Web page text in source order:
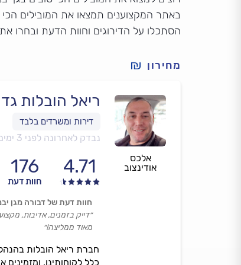
באתר המקצוענים תמצאו את המובילים הכי
הסתכלו על הדירוגים וחוות הדעת ובחרו
מחירון
אלכס
אודינצוב
ריאל הובלות
נבדק לאחרונה לפני 3 ימים
4.71
176
חוות דעת
חברת ריאל הובלות
כלל לקוחותינו,
חוות דעת של דבורה מגן
״דייק בזמנים, אדיבות,
מאוד ממליצה!״